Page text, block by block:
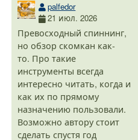
palfedor
21 июл. 2026
Превосходный спиннинг,
но обзор скомкан как-
то. Про такие
инструменты всегда
интересно читать, когда и
как их по прямому
назначению пользовали.
Возможно автору стоит
сделать спустя год